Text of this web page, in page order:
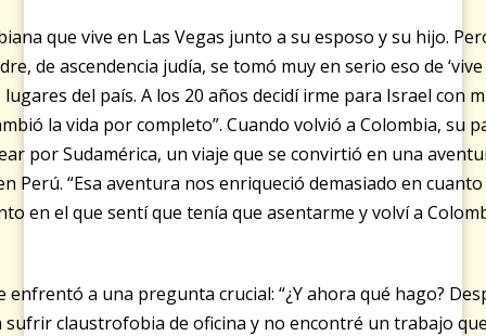
que vive en Las Vegas junto a su esposo y su hijo.
de ascendencia judía, se tomó muy en serio eso de
del país. A los 20 años decidí irme para Israel con
la vida por completo”. Cuando volvió a Colombia, su
por Sudamérica, un viaje que se convirtió en una
Perú. “Esa aventura nos enriqueció demasiado en
en el que sentí que tenía que asentarme y volví a
enfrentó a una pregunta crucial: “¿Y ahora qué hago?
sufrir claustrofobia de oficina y no encontré un trabajo